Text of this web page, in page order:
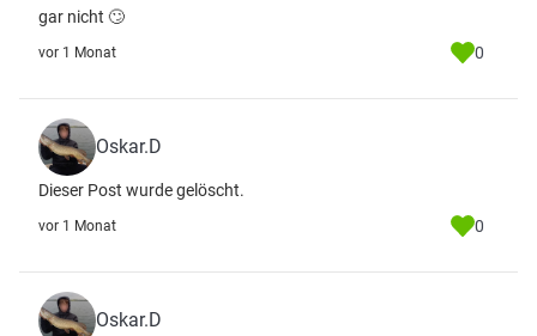
gar nicht 🙄
vor 1 Monat 0
Oskar.D
Dieser Post wurde gelöscht.
vor 1 Monat 0
Oskar.D